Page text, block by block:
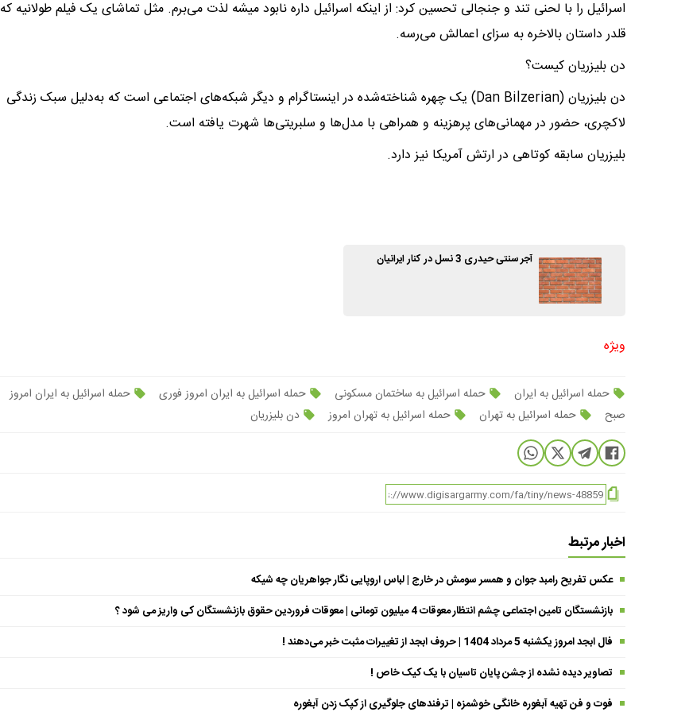
اسرائیل را با لحنی تند و جنجالی تحسین کرد: از اینکه اسرائیل داره نابود میشه لذت می‌برم. مثل تماشای یک فیلم طولانیه که
قلدر داستان بالاخره به سزای اعمالش می‌رسه.
دن بلیزریان کیست؟
دن بلیزریان (Dan Bilzerian) یک چهره شناخته‌شده در اینستاگرام و دیگر شبکه‌های اجتماعی است که به‌دلیل سبک زندگی
لاکچری، حضور در مهمانی‌های پرهزینه و همراهی با مدل‌ها و سلبریتی‌ها شهرت یافته است.
بلیزریان سابقه کوتاهی در ارتش آمریکا نیز دارد.
آجر سنتی حیدری 3 نسل در کنار ایرانیان
ویژه
حمله اسرائیل به ایران حمله اسرائیل به ساختمان مسکونی حمله اسرائیل به ایران امروز فوری
حمله اسرائیل به ایران امروز
صبح
حمله اسرائیل به تهران حمله اسرائیل به تهران امروز دن بلیزریان
اخبار مرتبط
عکس تفریح رامبد جوان و همسر سومش در خارج | لباس اروپایی نگار جواهریان چه شیکه
بازنشستگان تامین اجتماعی چشم انتظار معوقات 4 میلیون تومانی | معوقات فروردین حقوق بازنشستگان کی واریز می شود ؟
فال ابجد امروز یکشنبه 5 مرداد 1404 | حروف ابجد از تغییرات مثبت خبر می‌دهند !
تصاویر دیده نشده از جشن پایان تاسیان با یک کیک خاص !
فوت و فن تهیه آبغوره خانگی خوشمزه | ترفندهای جلوگیری از کپک زدن آبغوره